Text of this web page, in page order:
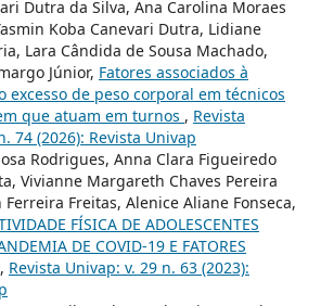
Dutra da Silva, Ana Carolina Moraes
Koba Canevari Dutra, Lidiane
Lara Cândida de Sousa Machado,
Júnior, Fatores associados à
excesso de peso corporal em técnicos
que atuam em turnos , Revista
74 (2026): Revista Univap
Rodrigues, Anna Clara Figueiredo
Vivianne Margareth Chaves Pereira
Ferreira Freitas, Alenice Aliane Fonseca,
FÍSICA DE ADOLESCENTES
DE COVID-19 E FATORES
, Revista Univap: v. 29 n. 63 (2023):